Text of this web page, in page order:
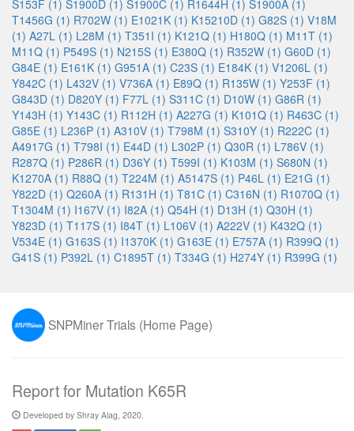
S153F (1) S1900D (1) S1900C (1) R1644H (1) S1900A (1)
T1456G (1) R702W (1) E1021K (1) K15210D (1) G82S (1) V18M
(1) A27L (1) L28M (1) T351I (1) K121Q (1) H180Q (1) M11T (1)
M11Q (1) P549S (1) N215S (1) E380Q (1) R352W (1) G60D (1)
G84E (1) E161K (1) G951A (1) C23S (1) E184K (1) V1206L (1)
Y842C (1) L432V (1) V736A (1) E89Q (1) R135W (1) Y253F (1)
G843D (1) D820Y (1) F77L (1) S311C (1) D10W (1) G86R (1)
Y143H (1) Y143C (1) R112H (1) A227G (1) K101Q (1) R463C (1)
G85E (1) L236P (1) A310V (1) T798M (1) S310Y (1) R222C (1)
A4917G (1) T798I (1) E44D (1) L302P (1) Q30R (1) L786V (1)
R287Q (1) P286R (1) D36Y (1) T599I (1) K103M (1) S680N (1)
K1270A (1) R88Q (1) T224M (1) A5147S (1) P46L (1) E21G (1)
Y822D (1) Q260A (1) R131H (1) T81C (1) C316N (1) R1070Q (1)
T1304M (1) I167V (1) I82A (1) Q54H (1) D13H (1) Q30H (1)
Y823D (1) T117S (1) I84T (1) L106V (1) A222V (1) K432Q (1)
V534E (1) G163S (1) I1370K (1) G163E (1) E757A (1) R399Q (1)
G41S (1) P392L (1) C1895T (1) T334G (1) H274Y (1) R399G (1)
SNPMiner Trials (Home Page)
Report for Mutation K65R
Developed by Shray Alag, 2020.